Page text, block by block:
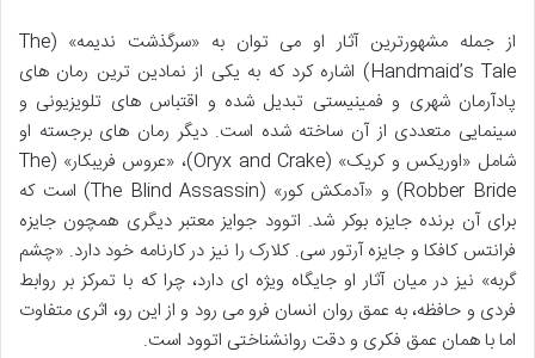
از جمله مشهورترین آثار او می توان به «سرگذشت ندیمه» (The
Handmaid’s Tale) اشاره کرد که به یکی از نمادین ترین رمان های
پادآرمان شهری و فمینیستی تبدیل شده و اقتباس های تلویزیونی و
سینمایی متعددی از آن ساخته شده است. دیگر رمان های برجسته او
شامل «اوریکس و کریک» (Oryx and Crake)، «عروس فریبکار» (The
Robber Bride) و «آدمکش کور» (The Blind Assassin) است که
برای آن برنده جایزه بوکر شد. اتوود جوایز معتبر دیگری همچون جایزه
فرانتس کافکا و جایزه آرتور سی. کلارک را نیز در کارنامه خود دارد. «چشم
گربه» نیز در میان آثار او جایگاه ویژه ای دارد، چرا که با تمرکز بر روابط
فردی و حافظه، به عمق روان انسان فرو می رود و از این رو، اثری متفاوت
اما با همان عمق فکری و دقت روانشناختی اتوود است.